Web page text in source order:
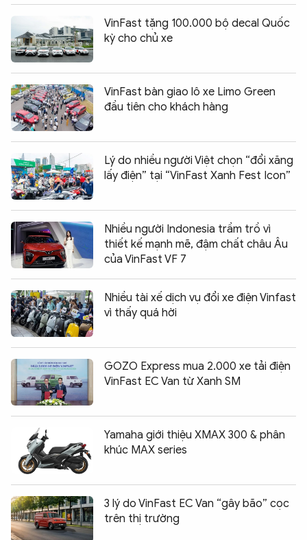
VinFast tặng 100.000 bộ decal Quốc
kỳ cho chủ xe
VinFast bàn giao lô xe Limo Green
đầu tiên cho khách hàng
Lý do nhiều người Việt chọn “đổi xăng
lấy điện” tại “VinFast Xanh Fest Icon”
Nhiều người Indonesia trầm trồ vì
thiết kế mạnh mẽ, đậm chất châu Âu
của VinFast VF 7
Nhiều tài xế dịch vụ đổi xe điện Vinfast
vì thấy quá hời
GOZO Express mua 2.000 xe tải điện
VinFast EC Van từ Xanh SM
Yamaha giới thiệu XMAX 300 & phân
khúc MAX series
3 lý do VinFast EC Van “gây bão” cọc
trên thị trường